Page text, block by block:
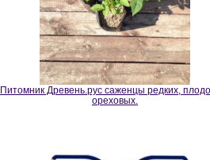
Питомник Древень.рус саженцы редких,
ореховых.